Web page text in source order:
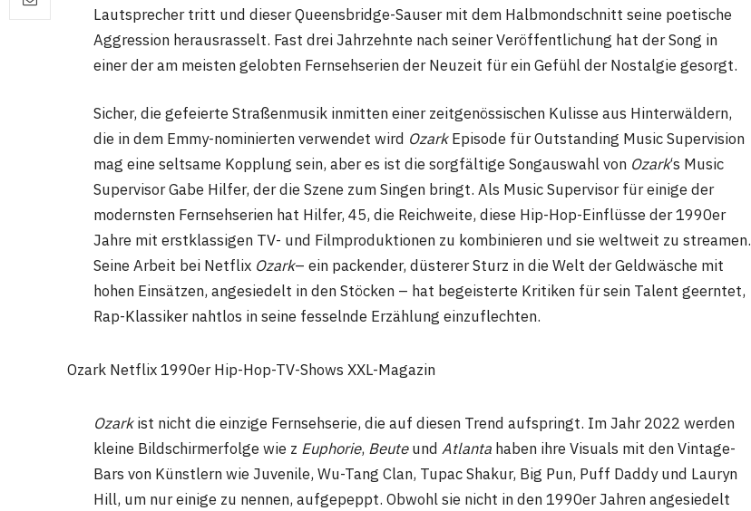
Lautsprecher tritt und dieser Queensbridge-Sauser mit dem Halbmondschnitt seine poetische
Aggression herausrasselt. Fast drei Jahrzehnte nach seiner Veröffentlichung hat der Song in
einer der am meisten gelobten Fernsehserien der Neuzeit für ein Gefühl der Nostalgie gesorgt.
Sicher, die gefeierte Straßenmusik inmitten einer zeitgenössischen Kulisse aus Hinterwäldern,
die in dem Emmy-nominierten verwendet wird OzarkEpisode für Outstanding Music Supervision
mag eine seltsame Kopplung sein, aber es ist die sorgfältige Songauswahl von Ozark‘s Music
Supervisor Gabe Hilfer, der die Szene zum Singen bringt. Als Music Supervisor für einige der
modernsten Fernsehserien hat Hilfer, 45, die Reichweite, diese Hip-Hop-Einflüsse der 1990er
Jahre mit erstklassigen TV- und Filmproduktionen zu kombinieren und sie weltweit zu streamen.
Seine Arbeit bei Netflix Ozark– ein packender, düsterer Sturz in die Welt der Geldwäsche mit
hohen Einsätzen, angesiedelt in den Stöcken – hat begeisterte Kritiken für sein Talent geerntet,
Rap-Klassiker nahtlos in seine fesselnde Erzählung einzuflechten.
Ozark Netflix 1990er Hip-Hop-TV-Shows XXL-Magazin
Ozarkist nicht die einzige Fernsehserie, die auf diesen Trend aufspringt. Im Jahr 2022 werden
kleine Bildschirmerfolge wie z Euphorie, Beuteund Atlanta haben ihre Visuals mit den Vintage-
Bars von Künstlern wie Juvenile, Wu-Tang Clan, Tupac Shakur, Big Pun, Puff Daddy und Lauryn
Hill, um nur einige zu nennen, aufgepeppt. Obwohl sie nicht in den 1990er Jahren angesiedelt